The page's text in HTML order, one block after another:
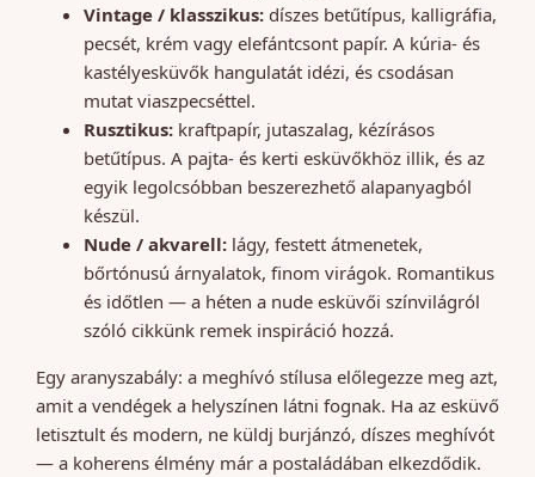
Vintage / klasszikus: díszes betűtípus, kalligráfia,
pecsét, krém vagy elefántcsont papír. A kúria- és
kastélyesküvők hangulatát idézi, és csodásan
mutat viaszpecséttel.
Rusztikus: kraftpapír, jutaszalag, kézírásos
betűtípus. A pajta- és kerti esküvőkhöz illik, és az
egyik legolcsóbban beszerezhető alapanyagból
készül.
Nude / akvarell: lágy, festett átmenetek,
bőrtónusú árnyalatok, finom virágok. Romantikus
és időtlen — a héten a nude esküvői színvilágról
szóló cikkünk remek inspiráció hozzá.
Egy aranyszabály: a meghívó stílusa előlegezze meg azt,
amit a vendégek a helyszínen látni fognak. Ha az esküvő
letisztult és modern, ne küldj burjánzó, díszes meghívót
— a koherens élmény már a postaládában elkezdődik.